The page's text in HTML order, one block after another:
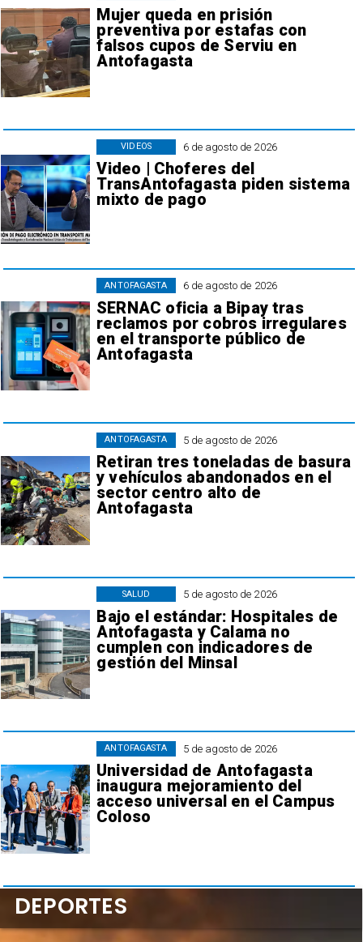
Mujer queda en prisión
preventiva por estafas con
falsos cupos de Serviu en
Antofagasta
6 de agosto de 2026
Video | Choferes del
TransAntofagasta piden sistema
mixto de pago
VIDEOS
6 de agosto de 2026
SERNAC oficia a Bipay tras
reclamos por cobros irregulares
en el transporte público de
Antofagasta
ANTOFAGASTA
5 de agosto de 2026
Retiran tres toneladas de basura
y vehículos abandonados en el
sector centro alto de
Antofagasta
ANTOFAGASTA
5 de agosto de 2026
Bajo el estándar: Hospitales de
Antofagasta y Calama no
cumplen con indicadores de
gestión del Minsal
SALUD
5 de agosto de 2026
Universidad de Antofagasta
inaugura mejoramiento del
acceso universal en el Campus
Coloso
ANTOFAGASTA
DEPORTES